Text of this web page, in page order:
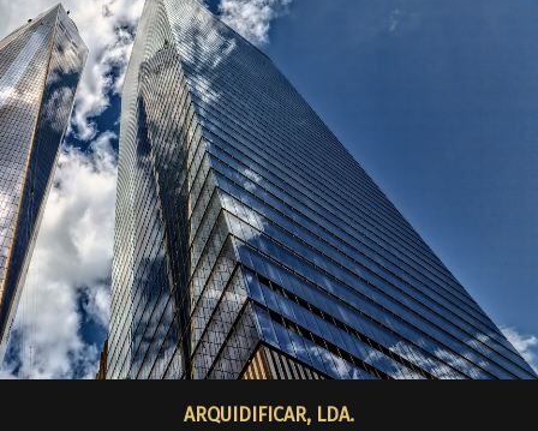
ARQUIDIFICAR, LDA.